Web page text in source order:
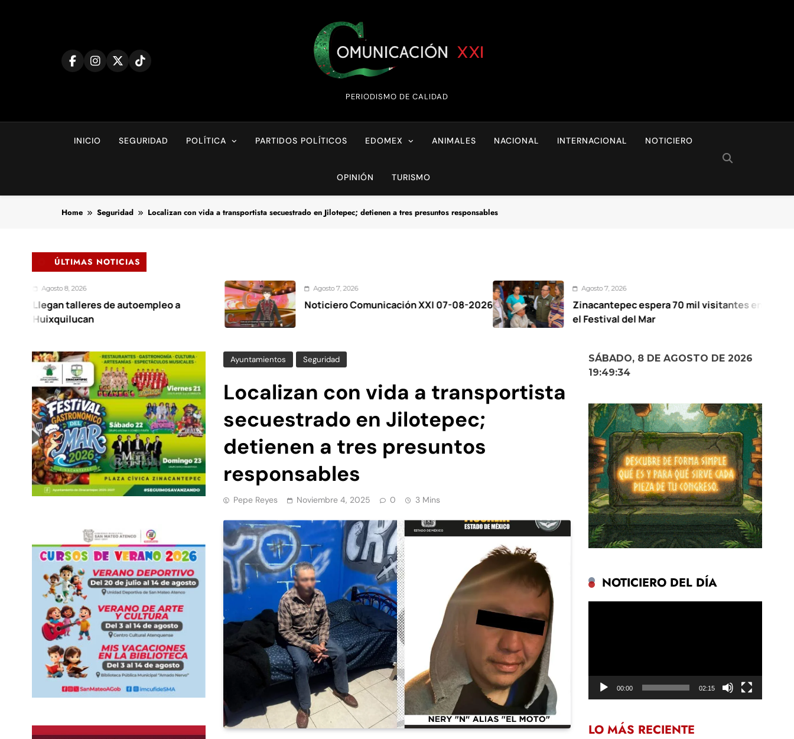
Comunicación XXI
PERIODISMO DE CALIDAD
INICIO SEGURIDAD POLÍTICA PARTIDOS POLÍTICOS EDOMEX ANIMALES NACIONAL INTERNACIONAL NOTICIERO
OPINIÓN TURISMO
Home Seguridad Localizan con vida a transportista secuestrado en Jilotepec; detienen a tres presuntos responsables
ÚLTIMAS NOTICIAS
de autoempleo a
Agosto 7, 2026
Noticiero Comunicación XXI 07-08-2026
Agosto 7, 2026
Zinacantepec espera 70 mil visitantes en
el Festival del Mar
Ayuntamientos Seguridad
Localizan con vida a transportista
secuestrado en Jilotepec;
detienen a tres presuntos
responsables
Pepe Reyes Noviembre 4, 2025 0 3 Mins
SÁBADO, 8 DE AGOSTO DE 2026
19:49:35
NOTICIERO DEL DÍA
00:00 02:15
LO MÁS RECIENTE